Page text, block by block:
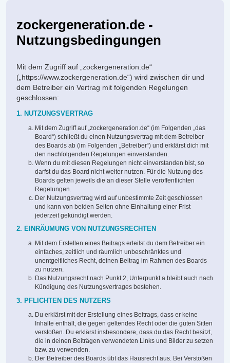
zockergeneration.de -
Nutzungsbedingungen
Mit dem Zugriff auf „zockergeneration.de“
(„https://www.zockergeneration.de“) wird zwischen dir und
dem Betreiber ein Vertrag mit folgenden Regelungen
geschlossen:
1. NUTZUNGSVERTRAG
Mit dem Zugriff auf „zockergeneration.de“ (im Folgenden „das
Board“) schließt du einen Nutzungsvertrag mit dem Betreiber
des Boards ab (im Folgenden „Betreiber“) und erklärst dich mit
den nachfolgenden Regelungen einverstanden.
Wenn du mit diesen Regelungen nicht einverstanden bist, so
darfst du das Board nicht weiter nutzen. Für die Nutzung des
Boards gelten jeweils die an dieser Stelle veröffentlichten
Regelungen.
Der Nutzungsvertrag wird auf unbestimmte Zeit geschlossen
und kann von beiden Seiten ohne Einhaltung einer Frist
jederzeit gekündigt werden.
2. EINRÄUMUNG VON NUTZUNGSRECHTEN
Mit dem Erstellen eines Beitrags erteilst du dem Betreiber ein
einfaches, zeitlich und räumlich unbeschränktes und
unentgeltliches Recht, deinen Beitrag im Rahmen des Boards
zu nutzen.
Das Nutzungsrecht nach Punkt 2, Unterpunkt a bleibt auch nach
Kündigung des Nutzungsvertrages bestehen.
3. PFLICHTEN DES NUTZERS
Du erklärst mit der Erstellung eines Beitrags, dass er keine
Inhalte enthält, die gegen geltendes Recht oder die guten Sitten
verstoßen. Du erklärst insbesondere, dass du das Recht besitzt,
die in deinen Beiträgen verwendeten Links und Bilder zu setzen
bzw. zu verwenden.
Der Betreiber des Boards übt das Hausrecht aus. Bei Verstößen